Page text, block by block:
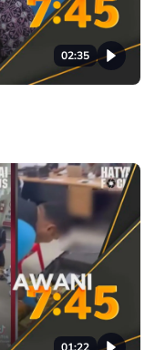
02:35
01:22